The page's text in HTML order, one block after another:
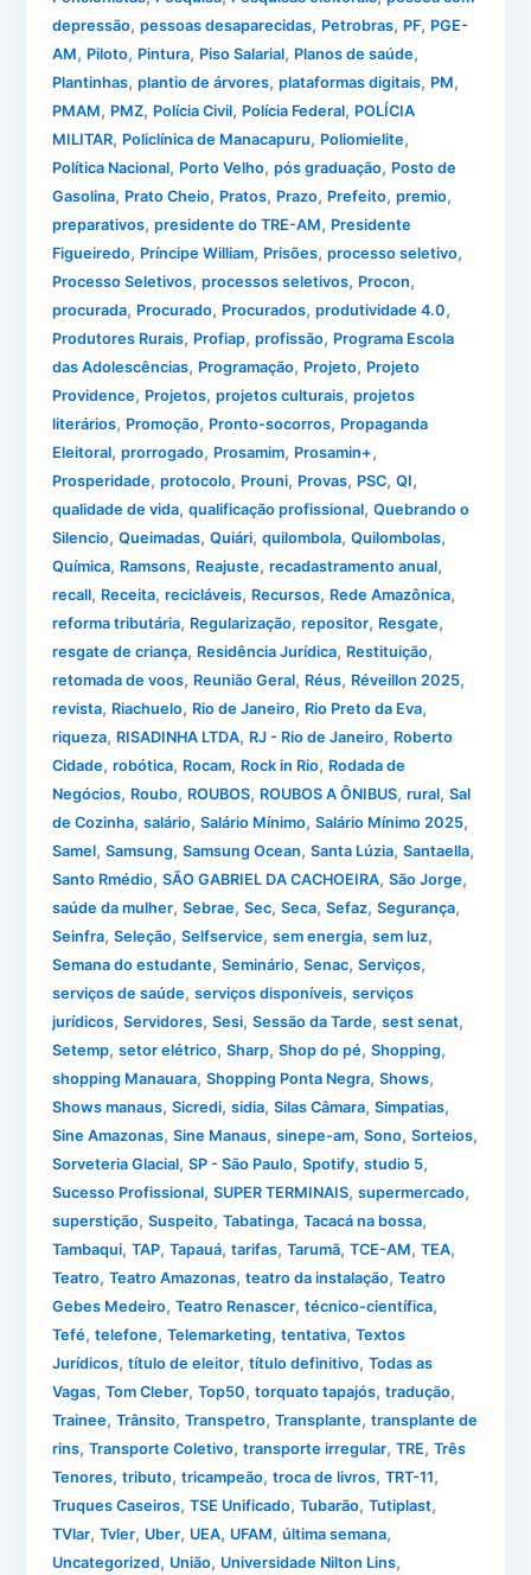
depressão,pessoas desaparecidas, Petrobras, PF, PGE-
AM, Piloto, Pintura, Piso Salarial, Planos de saúde,
Plantinhas,plantio de árvores,plataformas digitais, PM,
PMAM, PMZ, Polícia Civil, Polícia Federal, POLÍCIA
MILITAR, Policlínica de Manacapuru, Poliomielite,
Política Nacional, Porto Velho,pós graduação, Posto de
Gasolina, Prato Cheio, Pratos, Prazo, Prefeito,premio,
preparativos,presidente do TRE-AM, Presidente
Figueiredo, Príncipe William, Prisões,processo seletivo,
Processo Seletivos,processos seletivos, Procon,
procurada, Procurado, Procurados,produtividade 4.0,
Produtores Rurais, Profiap,profissão, Programa Escola
das Adolescências, Programação, Projeto, Projeto
Providence, Projetos,projetos culturais,projetos
literários, Promoção, Pronto-socorros, Propaganda
Eleitoral,prorrogado, Prosamim, Prosamin+,
Prosperidade,protocolo, Prouni, Provas, PSC,QI,
qualidade de vida,qualificação profissional,Quebrando o
Silencio,Queimadas,Quiári,quilombola,Quilombolas,
Química, Ramsons, Reajuste,recadastramento anual,
recall, Receita,recicláveis, Recursos, Rede Amazônica,
reforma tributária, Regularização,repositor, Resgate,
resgate de criança, Residência Jurídica, Restituição,
retomada de voos, Reunião Geral, Réus, Réveillon 2025,
revista, Riachuelo, Rio de Janeiro, Rio Preto da Eva,
riqueza, RISADINHA LTDA, RJ - Rio de Janeiro, Roberto
Cidade,robótica, Rocam, Rock in Rio, Rodada de
Negócios, Roubo, ROUBOS, ROUBOS A ÔNIBUS,rural,Sal
de Cozinha,salário,Salário Mínimo,Salário Mínimo 2025,
Samel,Samsung,Samsung Ocean,Santa Lúzia,Santaella,
Santo Rmédio,SÃO GABRIEL DA CACHOEIRA,São Jorge,
saúde da mulher,Sebrae,Sec,Seca,Sefaz,Segurança,
Seinfra,Seleção,Selfservice,sem energia,sem luz,
Semana do estudante,Seminário,Senac,Serviços,
serviços de saúde,serviços disponíveis,serviços
jurídicos,Servidores,Sesi,Sessão da Tarde,sest senat,
Setemp,setor elétrico,Sharp,Shop do pé,Shopping,
shopping Manauara,Shopping Ponta Negra,Shows,
Shows manaus,Sicredi,sidia,Silas Câmara,Simpatias,
Sine Amazonas,Sine Manaus,sinepe-am,Sono,Sorteios,
Sorveteria Glacial,SP - São Paulo,Spotify,studio 5,
Sucesso Profissional,SUPER TERMINAIS,supermercado,
superstição,Suspeito,Tabatinga,Tacacá na bossa,
Tambaqui,TAP,Tapauá,tarifas,Tarumã,TCE-AM,TEA,
Teatro,Teatro Amazonas,teatro da instalação,Teatro
Gebes Medeiro,Teatro Renascer,técnico-científica,
Tefé,telefone,Telemarketing,tentativa,Textos
Jurídicos,título de eleitor,título definitivo,Todas as
Vagas,Tom Cleber,Top50,torquato tapajós,tradução,
Trainee,Trânsito,Transpetro,Transplante,transplante de
rins,Transporte Coletivo,transporte irregular,TRE,Três
Tenores,tributo,tricampeão,troca de livros,TRT-11,
Truques Caseiros,TSE Unificado,Tubarão,Tutiplast,
TVlar,Tvler, Uber, UEA, UFAM,última semana,
Uncategorized, União, Universidade Nilton Lins,